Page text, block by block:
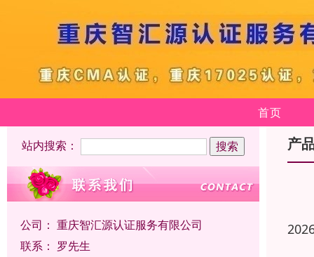
首页
站内搜索：
公司： 重庆智汇源认证服务有限公司
联系： 罗先生
产